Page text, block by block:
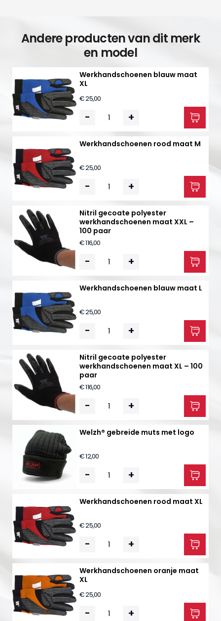
Andere producten van dit merk
en model
Werkhandschoenen blauw maat
XL
€ 25,00
- +
Werkhandschoenen rood maat M
€ 25,00
- +
Nitril gecoate polyester
werkhandschoenen maat XXL –
100 paar
€ 116,00
- +
Werkhandschoenen blauw maat L
€ 25,00
- +
Nitril gecoate polyester
werkhandschoenen maat XL – 100
paar
€ 116,00
- +
Welzh® gebreide muts met logo
€ 12,00
- +
Werkhandschoenen rood maat XL
€ 25,00
- +
Werkhandschoenen oranje maat
XL
€ 25,00
- +